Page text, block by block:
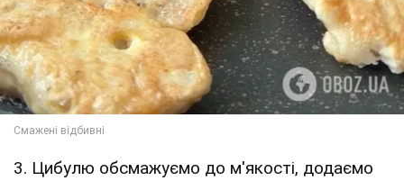
3. Цибулю обсмажуємо до м'якості, додаємо